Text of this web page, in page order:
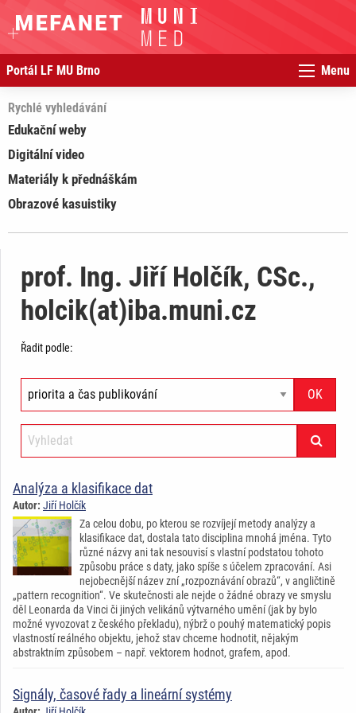
Portál LF MU Brno Menu
Rychlé vyhledávání
Edukační weby
Digitální video
Materiály k přednáškám
Obrazové kasuistiky
prof. Ing. Jiří Holčík, CSc.,
holcik(at)iba.muni.cz
Řadit podle:
Analýza a klasifikace dat
Autor: Jiří Holčík
Za celou dobu, po kterou se rozvíjejí metody analýzy a
klasifikace dat, dostala tato disciplina mnohá jména. Tyto
různé názvy ani tak nesouvisí s vlastní podstatou tohoto
způsobu práce s daty, jako spíše s účelem zpracování. Asi
nejobecnější název zní „rozpoznávání obrazů“, v angličtině
„pattern recognition“. Ve skutečnosti ale nejde o žádné obrazy ve smyslu
děl Leonarda da Vinci či jiných velikánů výtvarného umění (jak by bylo
možné vyvozovat z českého překladu), nýbrž o pouhý matematický popis
vlastností reálného objektu, jehož stav chceme hodnotit, nějakým
abstraktním způsobem – např. vektorem hodnot, grafem, apod.
Signály, časové řady a lineární systémy